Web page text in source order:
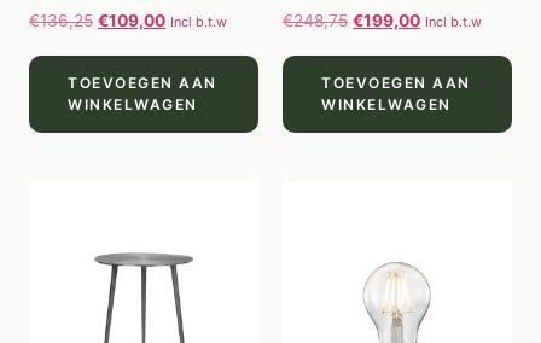
€136,25 €109,00 Incl b.t.w
TOEVOEGEN AAN
WINKELWAGEN
€248,75 €199,00 Incl b.t.w
TOEVOEGEN AAN
WINKELWAGEN